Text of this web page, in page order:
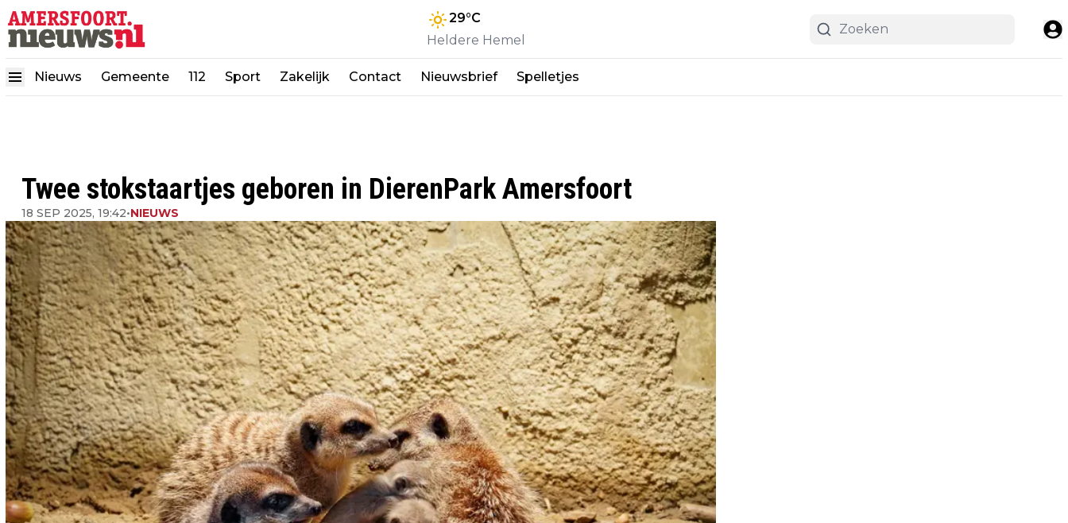
29°C
Heldere Hemel
Nieuws Gemeente 112 Sport Zakelijk Contact Nieuwsbrief Spelletjes
Twee stokstaartjes geboren in DierenPark Amersfoort
18 SEP 2025, 19:42•NIEUWS